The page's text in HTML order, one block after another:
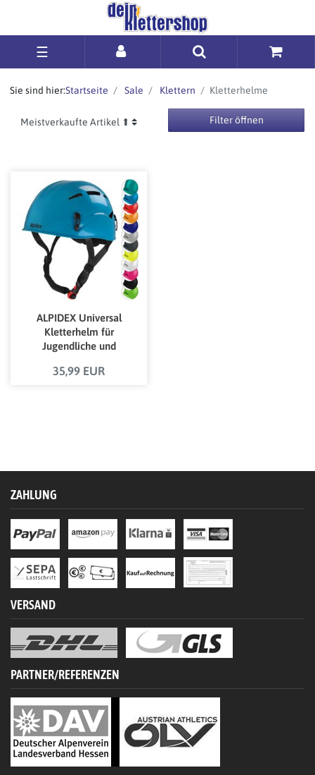
☰
Sie sind hier:Startseite Sale Klettern Kletterhelme
Filter öffnen
ALPIDEX Universal
Kletterhelm für
Jugendliche und
Klettersteighelm in
35,99 EUR
ZAHLUNG
VERSAND
PARTNER/REFERENZEN